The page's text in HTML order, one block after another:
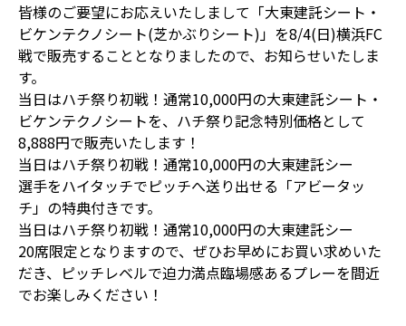
皆様のご要望にお応えいたしまして「大東建託シート・
ビケンテクノシート(芝かぶりシート)」を8/4(日)横浜FC
戦で販売することとなりましたので、お知らせいたしま
す。
当日はハチ祭り初戦！通常10,000円の大東建託シート・
ビケンテクノシートを、ハチ祭り記念特別価格として
8,888円で販売いたします！
当日はハチ祭り初戦！通常10,000円の大東建託シー
選手をハイタッチでピッチへ送り出せる「アビータッ
チ」の特典付きです。
当日はハチ祭り初戦！通常10,000円の大東建託シー
20席限定となりますので、ぜひお早めにお買い求めいた
だき、ピッチレベルで迫力満点臨場感あるプレーを間近
でお楽しみください！